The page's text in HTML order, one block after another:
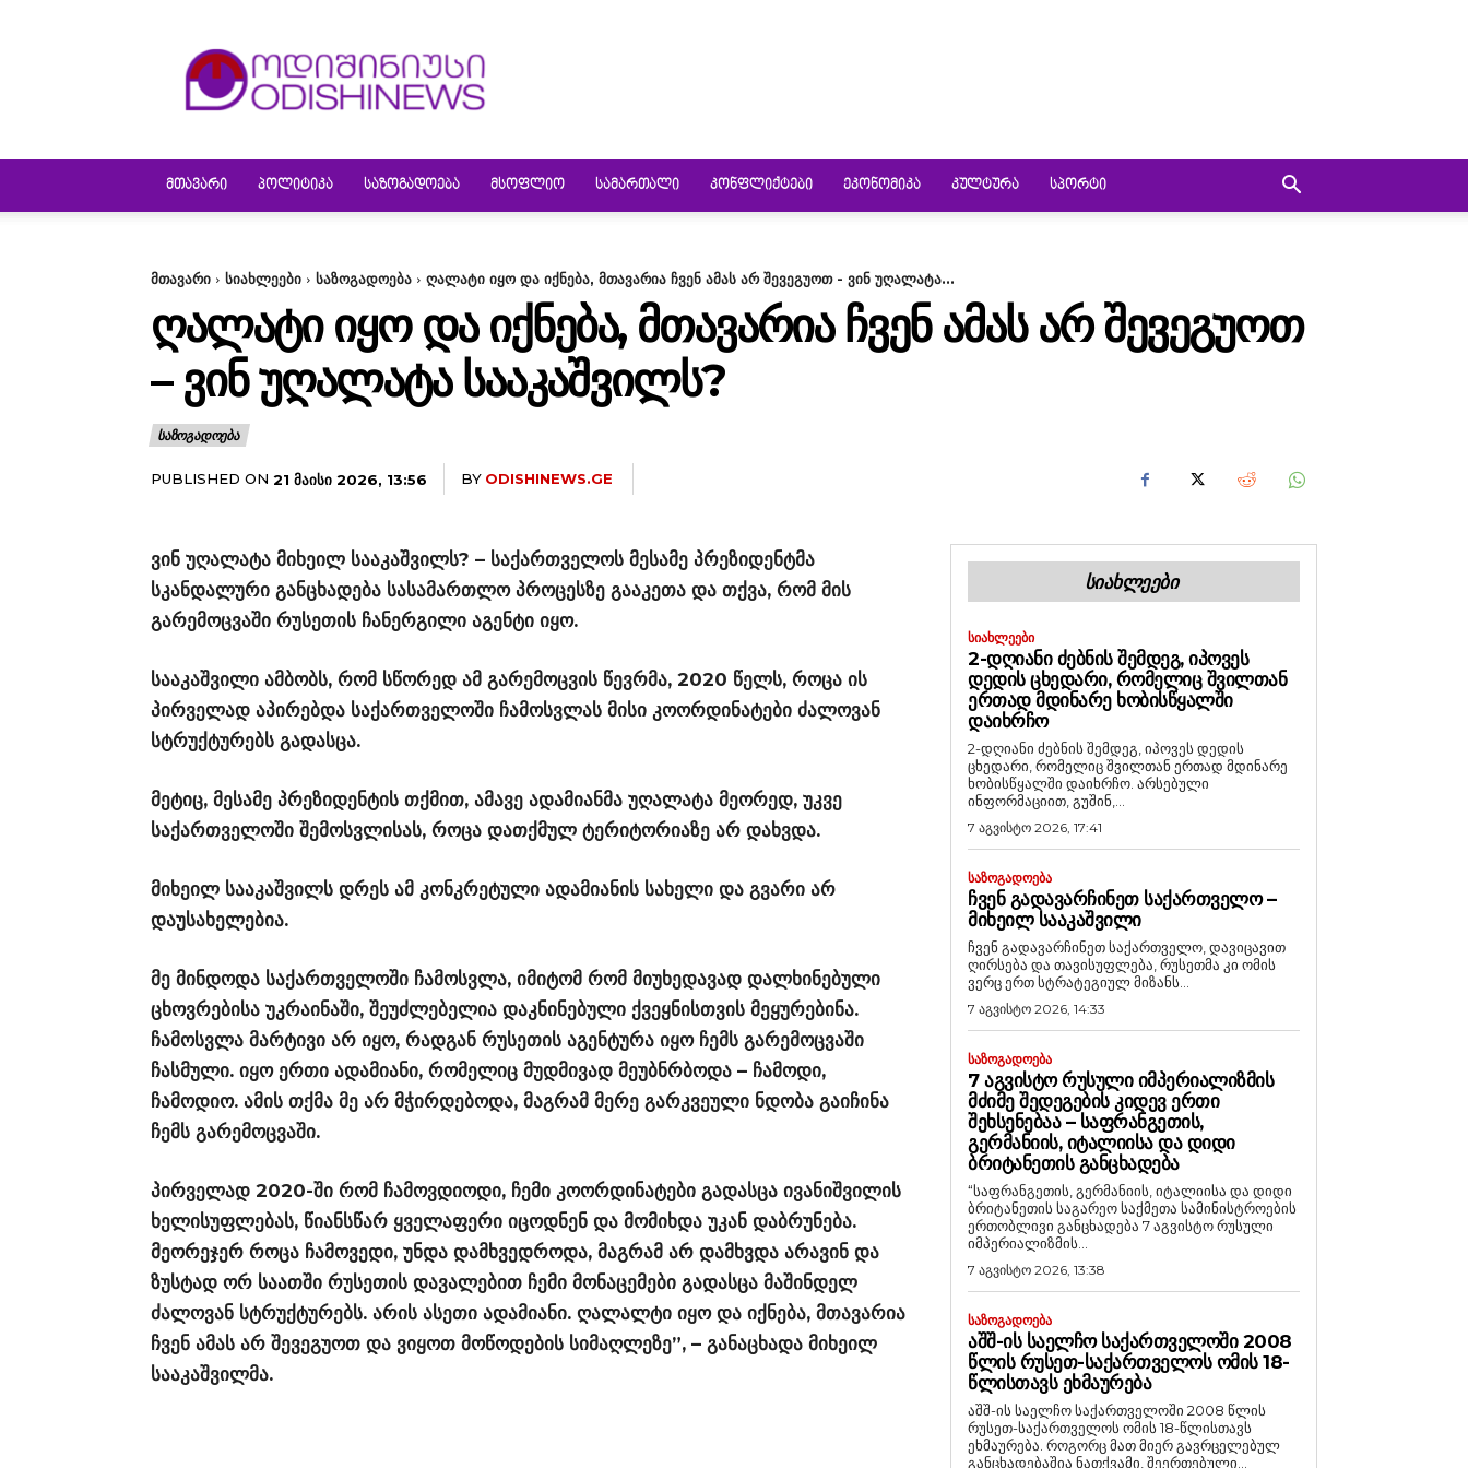
ᲛᲗᲐᲕᲐᲠᲘ ᲞᲝᲚᲘᲢᲘᲙᲐ ᲡᲐᲖᲝᲒᲐᲓᲝᲔᲑᲐ ᲛᲡᲝᲤᲚᲘᲝ ᲡᲐᲛᲐᲠᲗᲐᲚᲘ ᲙᲝᲜᲤᲚᲘᲥᲢᲔᲑᲘ ᲔᲙᲝᲜᲝᲛᲘᲙᲐ ᲙᲣᲚᲢᲣᲠᲐ ᲡᲞᲝᲠᲢᲘ
მთავარი სიახლეები საზოგადოება ღალატი იყო და იქნება, მთავარია ჩვენ ამას არ შევეგუოთ - ვინ უღალატა...
ᲦᲐᲚᲐᲢᲘ ᲘᲧᲝ ᲓᲐ ᲘᲥᲜᲔᲑᲐ, ᲛᲗᲐᲕᲐᲠᲘᲐ ᲩᲕᲔᲜ ᲐᲛᲐᲡ ᲐᲠ ᲨᲔᲕᲔᲒᲣᲝᲗ
– ᲕᲘᲜ ᲣᲦᲐᲚᲐᲢᲐ ᲡᲐᲐᲙᲐᲨᲕᲘᲚᲡ?
ᲡᲐᲖᲝᲒᲐᲓᲝᲔᲑᲐ
PUBLISHED ON 21 ᲛᲐᲘᲡᲘ 2026, 13:56 BY ODISHINEWS.GE
ვინ უღალატა მიხეილ სააკაშვილს? – საქართველოს მესამე პრეზიდენტმა
სკანდალური განცხადება სასამართლო პროცესზე გააკეთა და თქვა, რომ მის
გარემოცვაში რუსეთის ჩანერგილი აგენტი იყო.
სააკაშვილი ამბობს, რომ სწორედ ამ გარემოცვის წევრმა, 2020 წელს, როცა ის
პირველად აპირებდა საქართველოში ჩამოსვლას მისი კოორდინატები ძალოვან
სტრუქტურებს გადასცა.
მეტიც, მესამე პრეზიდენტის თქმით, ამავე ადამიანმა უღალატა მეორედ, უკვე
საქართველოში შემოსვლისას, როცა დათქმულ ტერიტორიაზე არ დახვდა.
მიხეილ სააკაშვილს დრეს ამ კონკრეტული ადამიანის სახელი და გვარი არ
დაუსახელებია.
მე მინდოდა საქართველოში ჩამოსვლა, იმიტომ რომ მიუხედავად დალხინებული
ცხოვრებისა უკრაინაში, შეუძლებელია დაკნინებული ქვეყნისთვის მეყურებინა.
ჩამოსვლა მარტივი არ იყო, რადგან რუსეთის აგენტურა იყო ჩემს გარემოცვაში
ჩასმული. იყო ერთი ადამიანი, რომელიც მუდმივად მეუბნრბოდა – ჩამოდი,
ჩამოდიო. ამის თქმა მე არ მჭირდებოდა, მაგრამ მერე გარკვეული ნდობა გაიჩინა
ჩემს გარემოცვაში.
პირველად 2020-ში რომ ჩამოვდიოდი, ჩემი კოორდინატები გადასცა ივანიშვილის
ხელისუფლებას, წიანსწარ ყველაფერი იცოდნენ და მომიხდა უკან დაბრუნება.
მეორეჯერ როცა ჩამოვედი, უნდა დამხვედროდა, მაგრამ არ დამხვდა არავინ და
ზუსტად ორ საათში რუსეთის დავალებით ჩემი მონაცემები გადასცა მაშინდელ
ძალოვან სტრუქტურებს. არის ასეთი ადამიანი. ღალალტი იყო და იქნება, მთავარია
ჩვენ ამას არ შევეგუოთ და ვიყოთ მოწოდების სიმაღლეზე”, – განაცხადა მიხეილ
სააკაშვილმა.
ᲡᲘᲐᲮᲚᲔᲔᲑᲘ
ᲡᲘᲐᲮᲚᲔᲔᲑᲘ
2-ᲓᲦᲘᲐᲜᲘ ᲫᲔᲑᲜᲘᲡ ᲨᲔᲛᲓᲔᲒ, ᲘᲞᲝᲕᲔᲡ
ᲓᲔᲓᲘᲡ ᲪᲮᲔᲓᲐᲠᲘ, ᲠᲝᲛᲔᲚᲘᲪ ᲨᲕᲘᲚᲗᲐᲜ
ᲔᲠᲗᲐᲓ ᲛᲓᲘᲜᲐᲠᲔ ᲮᲝᲑᲘᲡᲬᲧᲐᲚᲨᲘ
ᲓᲐᲘᲮᲠᲩᲝ
2-დღიანი ძებნის შემდეგ, იპოვეს დედის
ცხედარი, რომელიც შვილთან ერთად მდინარე
ხობისწყალში დაიხრჩო. არსებული
ინფორმაციით, გუშინ,...
7 აგვისტო 2026, 17:41
ᲡᲐᲖᲝᲒᲐᲓᲝᲔᲑᲐ
ᲩᲕᲔᲜ ᲒᲐᲓᲐᲕᲐᲠᲩᲘᲜᲔᲗ ᲡᲐᲥᲐᲠᲗᲕᲔᲚᲝ –
ᲛᲘᲮᲔᲘᲚ ᲡᲐᲐᲙᲐᲨᲕᲘᲚᲘ
ჩვენ გადავარჩინეთ საქართველო, დავიცავით
ღირსება და თავისუფლება, რუსეთმა კი ომის
ვერც ერთ სტრატეგიულ მიზანს...
7 აგვისტო 2026, 14:33
ᲡᲐᲖᲝᲒᲐᲓᲝᲔᲑᲐ
7 ᲐᲒᲕᲘᲡᲢᲝ ᲠᲣᲡᲣᲚᲘ ᲘᲛᲞᲔᲠᲘᲐᲚᲘᲖᲛᲘᲡ
ᲛᲫᲘᲛᲔ ᲨᲔᲓᲔᲒᲔᲑᲘᲡ ᲙᲘᲓᲔᲕ ᲔᲠᲗᲘ
ᲨᲔᲮᲡᲔᲜᲔᲑᲐᲐ – ᲡᲐᲤᲠᲐᲜᲒᲔᲗᲘᲡ,
ᲒᲔᲠᲛᲐᲜᲘᲘᲡ, ᲘᲢᲐᲚᲘᲘᲡᲐ ᲓᲐ ᲓᲘᲓᲘ
ᲑᲠᲘᲢᲐᲜᲔᲗᲘᲡ ᲒᲐᲜᲪᲮᲐᲓᲔᲑᲐ
“საფრანგეთის, გერმანიის, იტალიისა და დიდი
ბრიტანეთის საგარეო საქმეთა სამინისტროების
ერთობლივი განცხადება 7 აგვისტო რუსული
იმპერიალიზმის...
7 აგვისტო 2026, 13:38
ᲡᲐᲖᲝᲒᲐᲓᲝᲔᲑᲐ
ᲐᲨᲨ-ᲘᲡ ᲡᲐᲔᲚᲩᲝ ᲡᲐᲥᲐᲠᲗᲕᲔᲚᲝᲨᲘ 2008
ᲬᲚᲘᲡ ᲠᲣᲡᲔᲗ-ᲡᲐᲥᲐᲠᲗᲕᲔᲚᲝᲡ ᲝᲛᲘᲡ 18-
ᲬᲚᲘᲡᲗᲐᲕᲡ ᲔᲮᲛᲐᲣᲠᲔᲑᲐ
აშშ-ის საელჩო საქართველოში 2008 წლის
რუსეთ-საქართველოს ომის 18-წლისთავს
ეხმაურება. როგორც მათ მიერ გავრცელებულ
განცხადებაშია ნათქვამი, შეერთებული...